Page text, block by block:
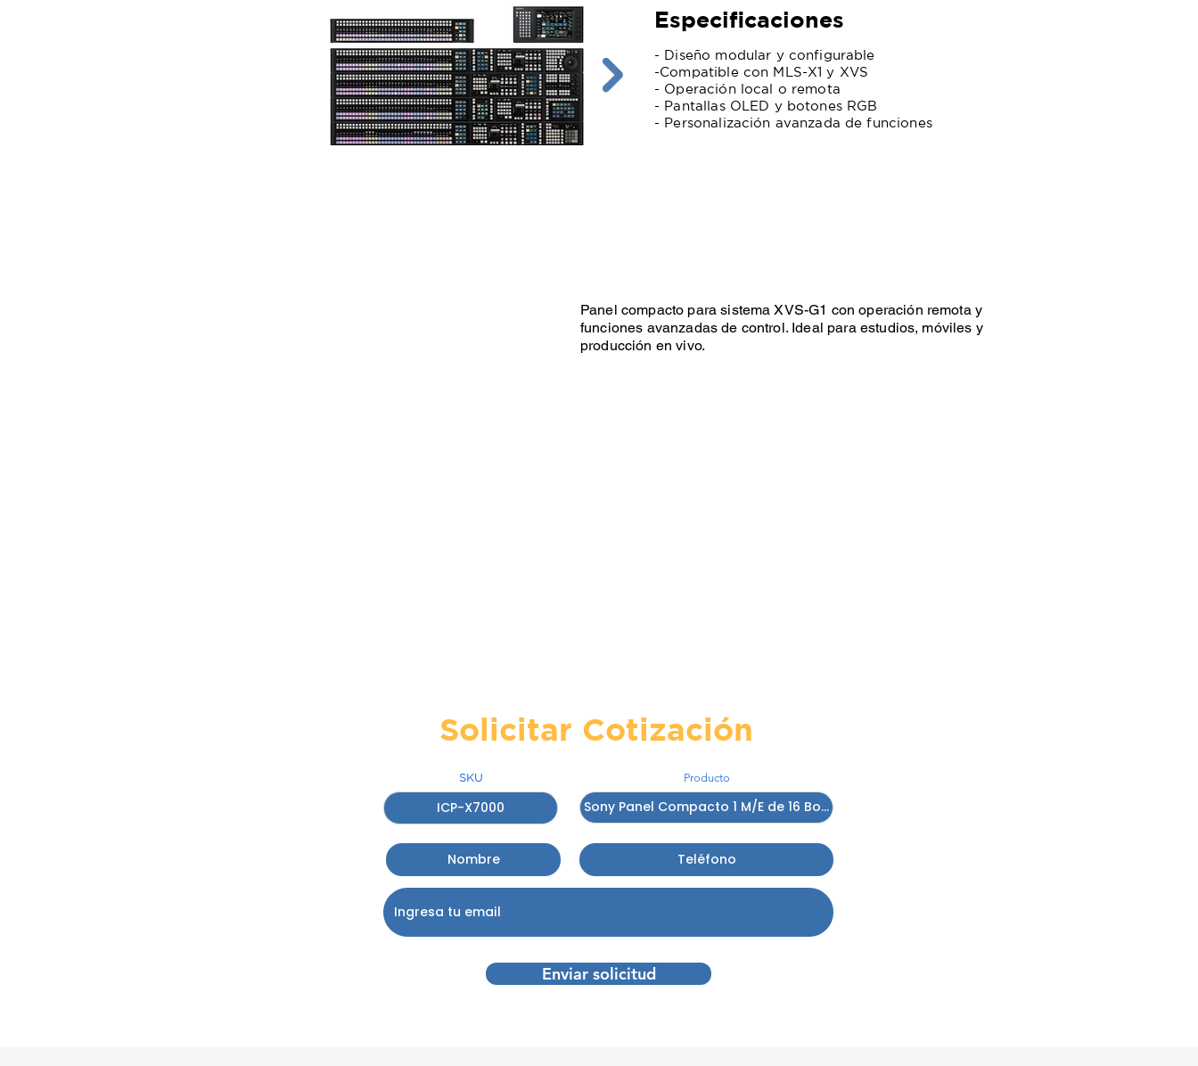
Especificaciones
- Diseño modular y configurable
-Compatible con MLS-X1 y XVS
- Operación local o remota
- Pantallas OLED y botones RGB
- Personalización avanzada de funciones
Panel compacto para sistema XVS-G1 con operación remota y
funciones avanzadas de control. Ideal para estudios, móviles y
producción en vivo.
Solicitar Cotización
SKU Producto
Enviar solicitud